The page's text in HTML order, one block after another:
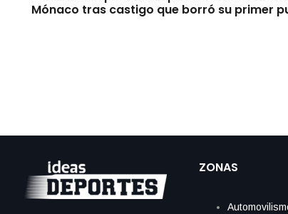
Mónaco tras castigo que borró su primer
ZONAS